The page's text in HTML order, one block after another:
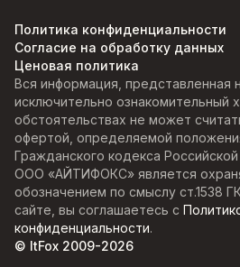
Политика конфиденциальности
Согласие на обработку данных
Ценовая политика
Вся информация, представленная
исключительно ознакомительный
обстоятельствах не может
офертой, определяемой
Гражданского кодекса
ООО «АЙТИФОКС» является
обозначением по смыслу ст.1538
сайте, вы соглашаетесь с
конфиденциальности.
© ItFox 2009-2026